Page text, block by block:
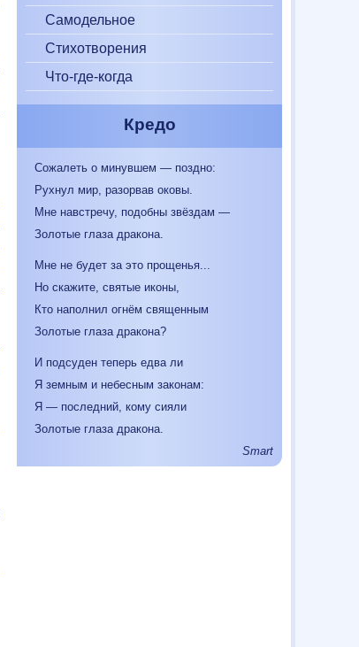
Самодельное
Стихотворения
Что-где-когда
Кредо
Сожалеть о минувшем — поздно:
Рухнул мир, разорвав оковы.
Мне навстречу, подобны звёздам —
Золотые глаза дракона.
Мне не будет за это прощенья...
Но скажите, святые иконы,
Кто наполнил огнём священным
Золотые глаза дракона?
И подсуден теперь едва ли
Я земным и небесным законам:
Я — последний, кому сияли
Золотые глаза дракона.
Smart